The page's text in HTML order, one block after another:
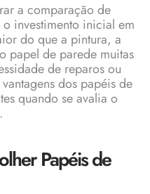
a comparação de
investimento inicial em
do que a pintura, a
papel de parede muitas
de reparos ou
dos papéis de
quando se avalia o
Papéis de